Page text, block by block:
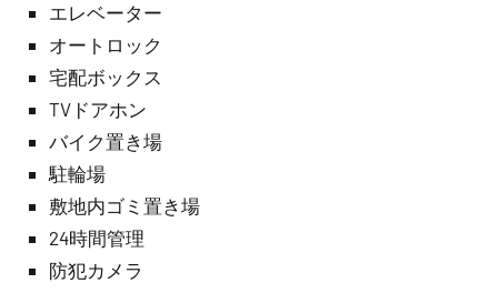
エレベーター
オートロック
宅配ボックス
TVドアホン
バイク置き場
駐輪場
敷地内ゴミ置き場
24時間管理
防犯カメラ